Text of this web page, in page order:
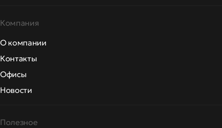
Компания
О компании
Контакты
Офисы
Новости
Полезное